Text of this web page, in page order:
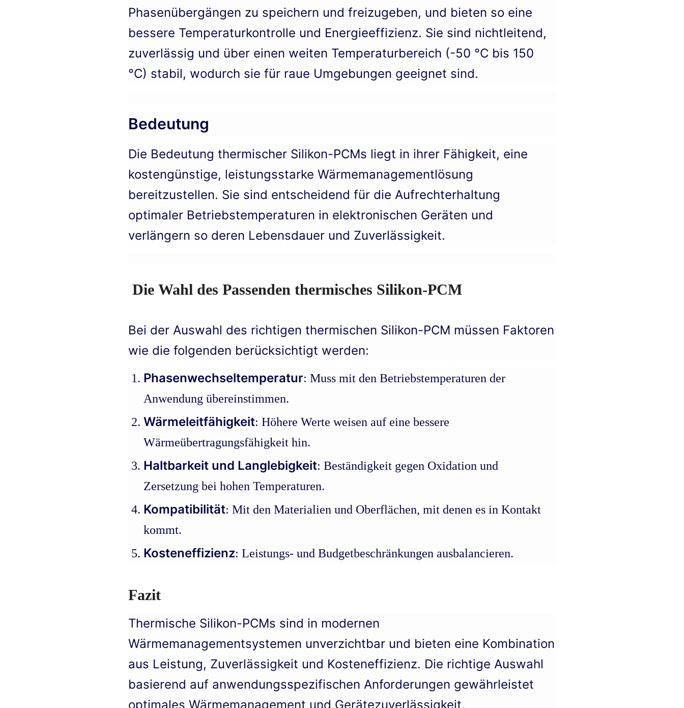
Phasenübergängen zu speichern und freizugeben, und bieten so eine
bessere Temperaturkontrolle und Energieeffizienz. Sie sind nichtleitend,
zuverlässig und über einen weiten Temperaturbereich (-50 °C bis 150
°C) stabil, wodurch sie für raue Umgebungen geeignet sind.
Bedeutung
Die Bedeutung thermischer Silikon-PCMs liegt in ihrer Fähigkeit, eine
kostengünstige, leistungsstarke Wärmemanagementlösung
bereitzustellen. Sie sind entscheidend für die Aufrechterhaltung
optimaler Betriebstemperaturen in elektronischen Geräten und
verlängern so deren Lebensdauer und Zuverlässigkeit.
Die Wahl des Passenden thermisches Silikon-PCM
Bei der Auswahl des richtigen thermischen Silikon-PCM müssen Faktoren
wie die folgenden berücksichtigt werden:
Phasenwechseltemperatur: Muss mit den Betriebstemperaturen der
Anwendung übereinstimmen.
Wärmeleitfähigkeit: Höhere Werte weisen auf eine bessere
Wärmeübertragungsfähigkeit hin.
Haltbarkeit und Langlebigkeit: Beständigkeit gegen Oxidation und
Zersetzung bei hohen Temperaturen.
Kompatibilität: Mit den Materialien und Oberflächen, mit denen es in Kontakt
kommt.
Kosteneffizienz: Leistungs- und Budgetbeschränkungen ausbalancieren.
Fazit
Thermische Silikon-PCMs sind in modernen
Wärmemanagementsystemen unverzichtbar und bieten eine Kombination
aus Leistung, Zuverlässigkeit und Kosteneffizienz. Die richtige Auswahl
basierend auf anwendungsspezifischen Anforderungen gewährleistet
optimales Wärmemanagement und Gerätezuverlässigkeit.